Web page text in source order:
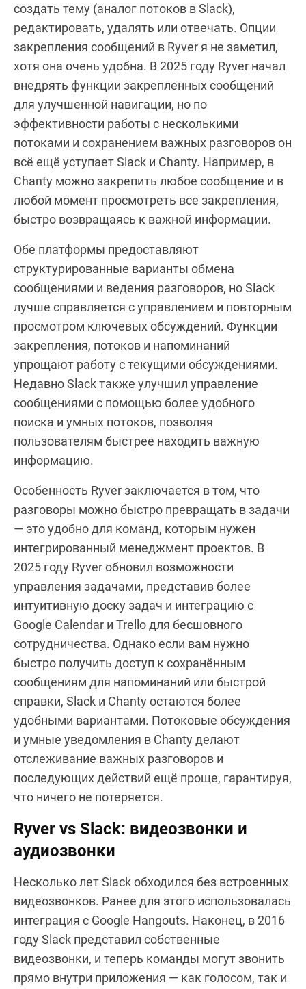
создать тему (аналог потоков в Slack),
редактировать, удалять или отвечать. Опции
закрепления сообщений в Ryver я не заметил,
хотя она очень удобна. В 2025 году Ryver начал
внедрять функции закрепленных сообщений
для улучшенной навигации, но по
эффективности работы с несколькими
потоками и сохранением важных разговоров он
всё ещё уступает Slack и Chanty. Например, в
Chanty можно закрепить любое сообщение и в
любой момент просмотреть все закрепления,
быстро возвращаясь к важной информации.
Обе платформы предоставляют
структурированные варианты обмена
сообщениями и ведения разговоров, но Slack
лучше справляется с управлением и повторным
просмотром ключевых обсуждений. Функции
закрепления, потоков и напоминаний
упрощают работу с текущими обсуждениями.
Недавно Slack также улучшил управление
сообщениями с помощью более удобного
поиска и умных потоков, позволяя
пользователям быстрее находить важную
информацию.
Особенность Ryver заключается в том, что
разговоры можно быстро превращать в задачи
— это удобно для команд, которым нужен
интегрированный менеджмент проектов. В
2025 году Ryver обновил возможности
управления задачами, представив более
интуитивную доску задач и интеграцию с
Google Calendar и Trello для бесшовного
сотрудничества. Однако если вам нужно
быстро получить доступ к сохранённым
сообщениям для напоминаний или быстрой
справки, Slack и Chanty остаются более
удобными вариантами. Потоковые обсуждения
и умные уведомления в Chanty делают
отслеживание важных разговоров и
последующих действий ещё проще, гарантируя,
что ничего не потеряется.
Ryver vs Slack: видеозвонки и
аудиозвонки
Несколько лет Slack обходился без встроенных
видеозвонков. Ранее для этого использовалась
интеграция с Google Hangouts. Наконец, в 2016
году Slack представил собственные
видеозвонки, и теперь команды могут звонить
прямо внутри приложения — как голосом, так и